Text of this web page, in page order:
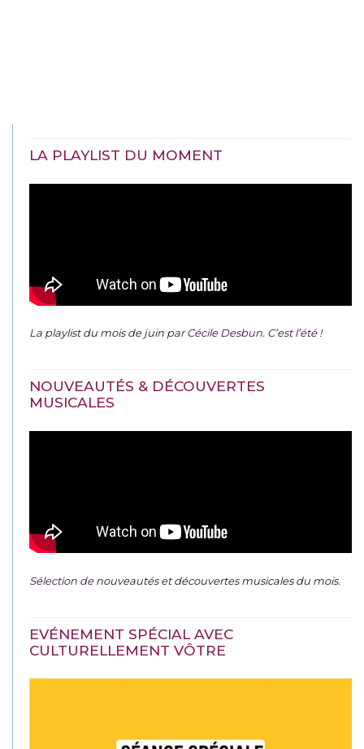
LA PLAYLIST DU MOMENT
La playlist du mois de juin par Cécile Desbun. C’est l’été !
NOUVEAUTÉS & DÉCOUVERTES
MUSICALES
Sélection denouveautés et découvertes musicales du mois.
EVÉNEMENT SPÉCIAL AVEC
CULTURELLEMENT VÔTRE